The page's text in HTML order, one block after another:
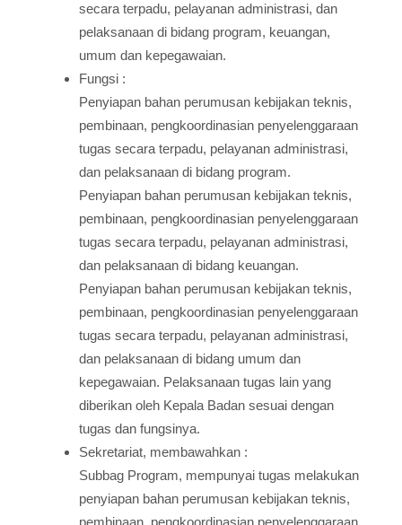
secara terpadu, pelayanan administrasi, dan
pelaksanaan di bidang program, keuangan,
umum dan kepegawaian.
Fungsi :
Penyiapan bahan perumusan kebijakan teknis,
pembinaan, pengkoordinasian penyelenggaraan
tugas secara terpadu, pelayanan administrasi,
dan pelaksanaan di bidang program.
Penyiapan bahan perumusan kebijakan teknis,
pembinaan, pengkoordinasian penyelenggaraan
tugas secara terpadu, pelayanan administrasi,
dan pelaksanaan di bidang keuangan.
Penyiapan bahan perumusan kebijakan teknis,
pembinaan, pengkoordinasian penyelenggaraan
tugas secara terpadu, pelayanan administrasi,
dan pelaksanaan di bidang umum dan
kepegawaian. Pelaksanaan tugas lain yang
diberikan oleh Kepala Badan sesuai dengan
tugas dan fungsinya.
Sekretariat, membawahkan :
Subbag Program, mempunyai tugas melakukan
penyiapan bahan perumusan kebijakan teknis,